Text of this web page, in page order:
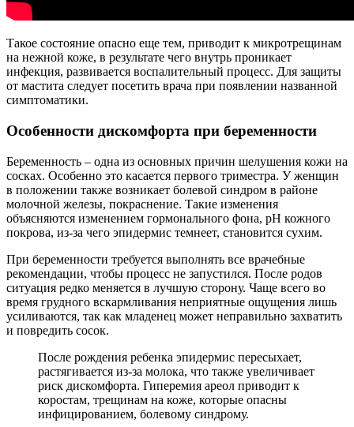
Такое состояние опасно еще тем, приводит к микротрещинам
на нежной коже, в результате чего внутрь проникает
инфекция, развивается воспалительный процесс. Для защиты
от мастита следует посетить врача при появлении названной
симптоматики.
Особенности дискомфорта при беременности
Беременность – одна из основных причин шелушения кожи на
сосках. Особенно это касается первого триместра. У женщин
в положении также возникает болевой синдром в районе
молочной железы, покраснение. Такие изменения
объясняются изменением гормонального фона, pH кожного
покрова, из-за чего эпидермис темнеет, становится сухим.
При беременности требуется выполнять все врачебные
рекомендации, чтобы процесс не запустился. После родов
ситуация редко меняется в лучшую сторону. Чаще всего во
время грудного вскармливания неприятные ощущения лишь
усиливаются, так как младенец может неправильно захватить
и повредить сосок.
После рождения ребенка эпидермис пересыхает,
растягивается из-за молока, что также увеличивает
риск дискомфорта. Гиперемия ареол приводит к
коростам, трещинам на коже, которые опасны
инфицированием, болевому синдрому.